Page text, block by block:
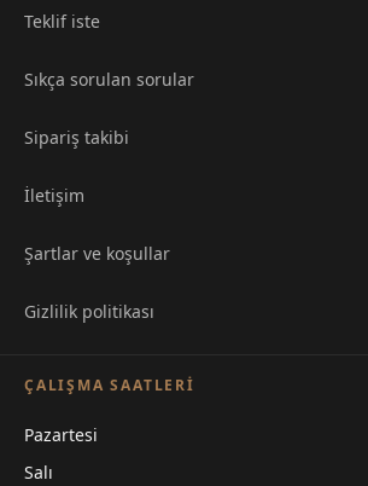
Teklif iste
Sıkça sorulan sorular
Sipariş takibi
İletişim
Şartlar ve koşullar
Gizlilik politikası
ÇALIŞMA SAATLERI
Pazartesi
Salı